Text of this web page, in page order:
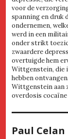
voor de
spanning en druk
ondernemen,
werd in een
onder strikt
zwaardere
overtuigde hem
Wittgenstein, die
hebben
Wittgenstein aan
overdosis cocaïne
Paul Celan